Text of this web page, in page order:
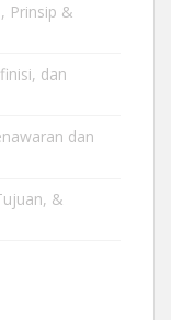
Prinsip &
dan
dan
&